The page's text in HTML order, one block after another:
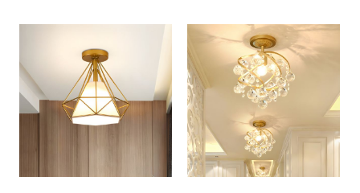
Jour Bol en Verre Blanc -
Vert 110 V-120 V
moderne, 1 ampoule,
luminaire semi-encastré
pour couloir